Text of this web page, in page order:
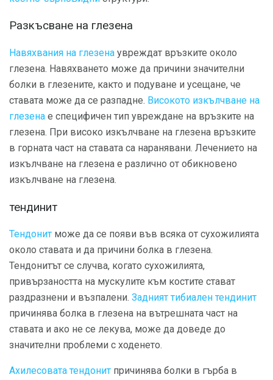
Разкъсване на глезена
Навяхвания на глезена увреждат връзките около
глезена. Навяхването може да причини значителни
болки в глезените, както и подуване и усещане, че
ставата може да се разпадне. Високото изкълчване на
глезена е специфичен тип увреждане на връзките на
глезена. При високо изкълчване на глезена връзките
в горната част на ставата са наранявани. Лечението на
изкълчване на глезена е различно от обикновено
изкълчване на глезена.
тендинит
Тендонит може да се появи във всяка от сухожилията
около ставата и да причини болка в глезена.
Тендонитът се случва, когато сухожилията,
привързаността на мускулите към костите стават
раздразнени и възпалени. Задният тибиален тендинит
причинява болка в глезена на вътрешната част на
ставата и ако не се лекува, може да доведе до
значителни проблеми с ходенето.
Ахилесовата тендонит причинява болки в гърба в